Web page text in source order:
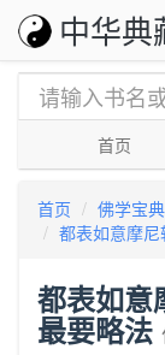
中华典
首页
首页
佛学宝典
都表如意摩
都表如意
最要略法